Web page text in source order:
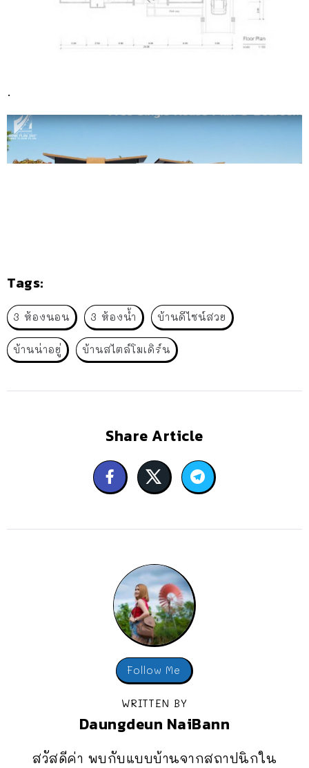
.
Tags:
3 ห้องนอน 3 ห้องน้ำ บ้านดีไซน์สวย
บ้านน่าอยู่ บ้านสไตล์โมเดิร์น
Share Article
Follow Me
WRITTEN BY
Daungdeun NaiBann
สวัสดีค่า พบกับแบบบ้านจากสถาปนิกใน